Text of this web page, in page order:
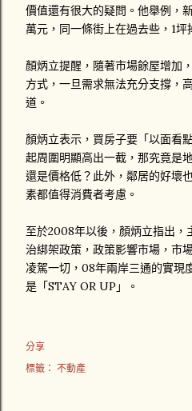
價值還有很大的疑問。他舉例，
萬元，同一條街上在過去些，1坪
顏炳立提醒，隨著市場餘屋增加
方式，一旦需求無法充分支撐，
道。
顏炳立表示，買房子要「以面看
起周圍明顯高出一截，那究竟是
還是價格低？此外，鄰居的好壞
素都值得消費者考慮。
至於2008年以後，顏炳立指出，
治綁架政策，政策影響市場，市
凌駕一切，08年兩岸三通的實現
是「STAY OR UP」。
分享
標籤： 不動產